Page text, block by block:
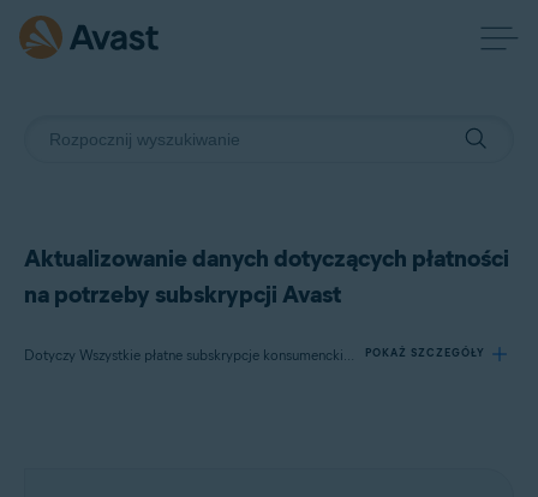
Aktualizowanie danych dotyczących płatności
na potrzeby subskrypcji Avast
Dotyczy Wszystkie płatne subskrypcje konsumenckie Avast POKAŻ SZCZEGÓŁY